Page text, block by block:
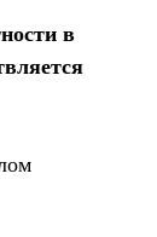
в